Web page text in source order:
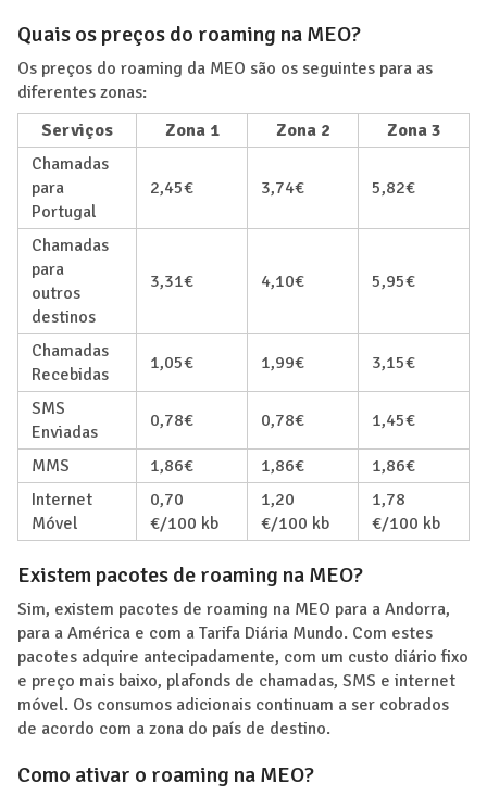
Quais os preços do roaming na MEO?
Os preços do roaming da MEO são os seguintes para as
diferentes zonas:
Serviços
Zona 1 Zona 2
Zona 3
Chamadas
para
Portugal
2,45€ 3,74€ 5,82€
Chamadas
para
outros
destinos
3,31€ 4,10€ 5,95€
Chamadas
Recebidas
1,05€ 1,99€ 3,15€
SMS
Enviadas
0,78€ 0,78€ 1,45€
MMS 1,86€ 1,86€
1,86€
Internet
Móvel
0,70
€/100 kb
1,20
€/100 kb
1,78
€/100 kb
Existem pacotes de roaming na MEO?
Sim, existem pacotes de roaming na MEO para a Andorra,
para a América e com a Tarifa Diária Mundo. Com estes
pacotes adquire antecipadamente, com um custo diário fixo
e preço mais baixo, plafonds de chamadas, SMS e internet
móvel. Os consumos adicionais continuam a ser cobrados
de acordo com a zona do país de destino.
Como ativar o roaming na MEO?